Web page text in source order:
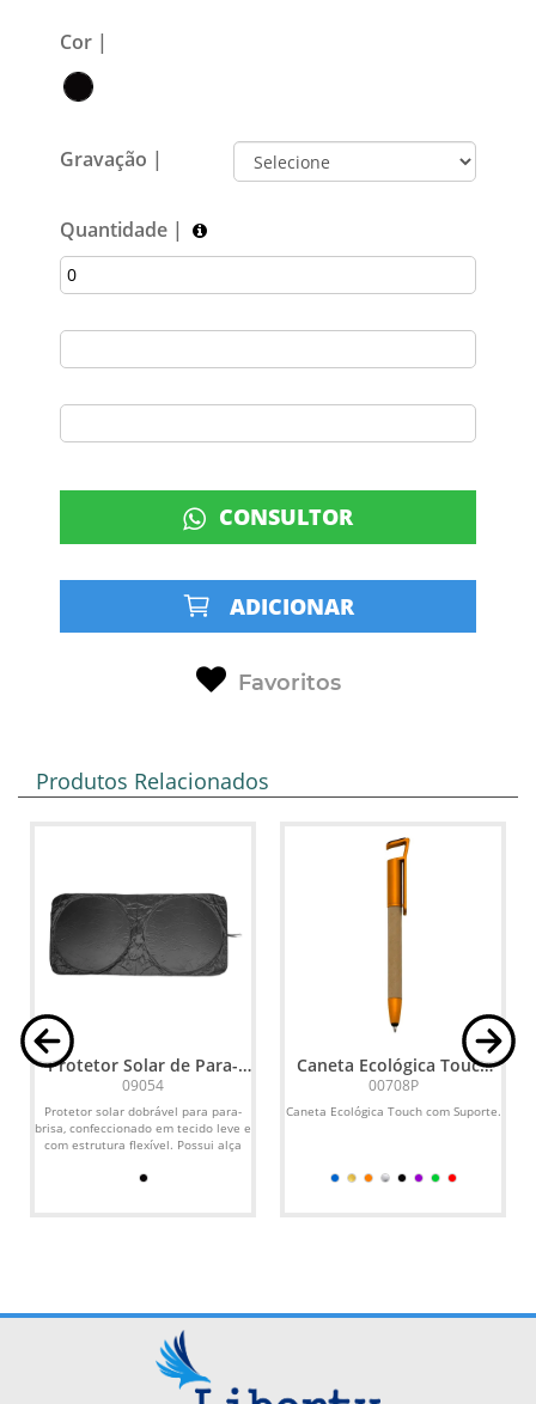
Cor |
Gravação |
Quantidade |
CONSULTOR
ADICIONAR
Favoritos
Produtos Relacionados
Protetor Solar de Para-
Brisa
09054
Protetor solar dobrável para para-
brisa, confeccionado em tecido leve e
com estrutura flexível. Possui alça
Caneta Ecológica Touch
com Suporte
00708P
Caneta Ecológica Touch com Suporte.